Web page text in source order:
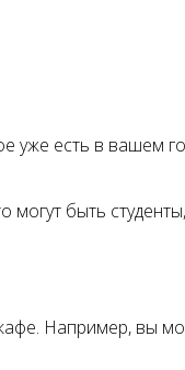
уже есть в вашем
быть
Например, вы